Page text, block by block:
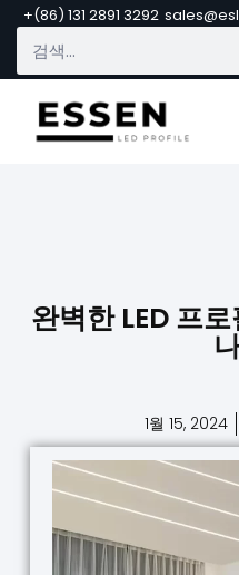
+(86) 131 2891 3292
완벽한 LED 프
1월 15, 2024